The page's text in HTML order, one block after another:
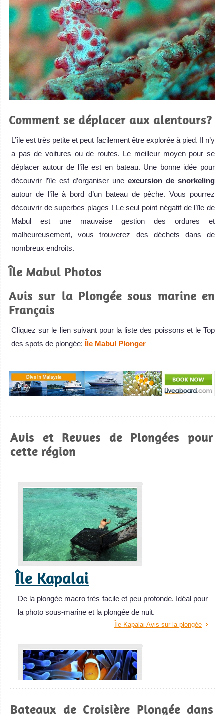
Comment se déplacer aux alentours?
L’île est très petite et peut facilement être explorée à pied. Il n’y
a pas de voitures ou de routes. Le meilleur moyen pour se
déplacer autour de l’île est en bateau. Une bonne idée pour
découvrir l’île est d’organiser une excursion de snorkeling
autour de l’île à bord d’un bateau de pêche. Vous pourrez
découvrir de superbes plages ! Le seul point négatif de l’île de
Mabul est une mauvaise gestion des ordures et
malheureusement, vous trouverez des déchets dans de
nombreux endroits.
Île Mabul Photos
Avis sur la Plongée sous marine en
Français
Cliquez sur le lien suivant pour la liste des poissons et le Top
des spots de plongée: Île Mabul Plonger
Avis et Revues de Plongées pour
cette région
Île Kapalai
De la plongée macro très facile et peu profonde. Idéal pour
la photo sous-marine et la plongée de nuit.
Île Kapalai Avis sur la plongée
Bateaux de Croisière Plongée dans